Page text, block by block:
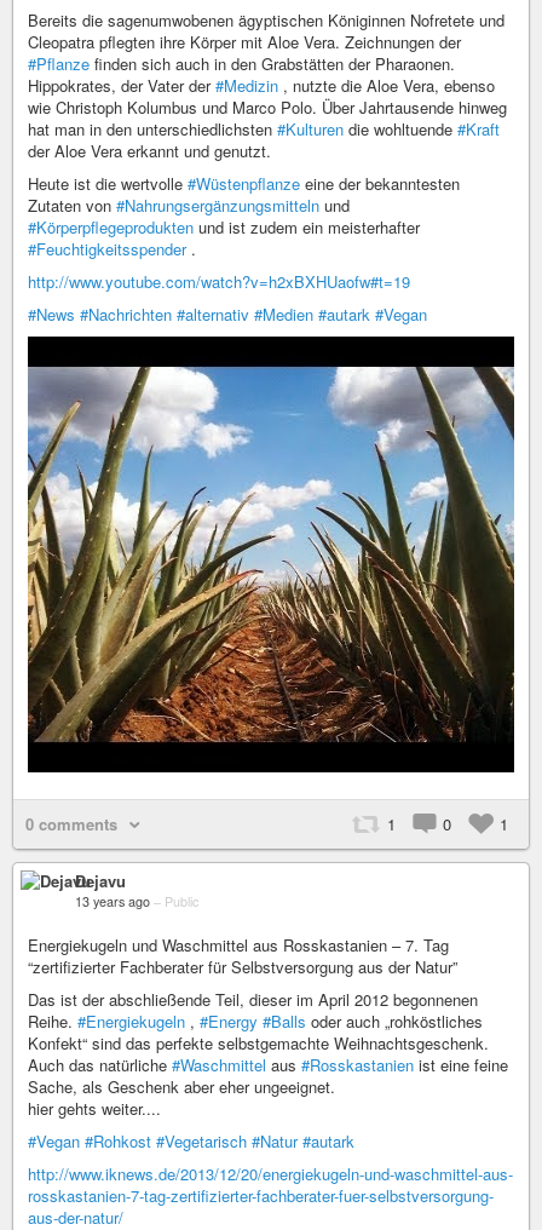
Bereits die sagenumwobenen ägyptischen Königinnen Nofretete und
Cleopatra pflegten ihre Körper mit Aloe Vera. Zeichnungen der
#Pflanze finden sich auch in den Grabstätten der Pharaonen.
Hippokrates, der Vater der#Medizin , nutzte die Aloe Vera, ebenso
wie Christoph Kolumbus und Marco Polo. Über Jahrtausende hinweg
hat man in den unterschiedlichsten #Kulturen die wohltuende #Kraft
der Aloe Vera erkannt und genutzt.
Heute ist die wertvolle #Wüstenpflanze eine der bekanntesten
Zutaten von #Nahrungsergänzungsmitteln und
#Körperpflegeprodukten und ist zudem ein meisterhafter
#Feuchtigkeitsspender.
http://www.youtube.com/watch?v=h2xBXHUaofw#t=19
#News #Nachrichten #alternativ #Medien #autark #Vegan
0 comments 1 0 1
Dejavu
13 years ago – Public
Energiekugeln und Waschmittel aus Rosskastanien – 7. Tag
“zertifizierter Fachberater für Selbstversorgung aus der Natur”
Das ist der abschließende Teil, dieser im April 2012 begonnenen
Reihe. #Energiekugeln , #Energy #Balls oder auch „rohköstliches
Konfekt“ sind das perfekte selbstgemachte Weihnachtsgeschenk.
Auch das natürliche #Waschmittel aus #Rosskastanien ist eine feine
Sache, als Geschenk aber eher ungeeignet.
hier gehts weiter....
#Vegan #Rohkost #Vegetarisch #Natur #autark
http://www.iknews.de/2013/12/20/energiekugeln-und-waschmittel-aus-
rosskastanien-7-tag-zertifizierter-fachberater-fuer-selbstversorgung-
aus-der-natur/